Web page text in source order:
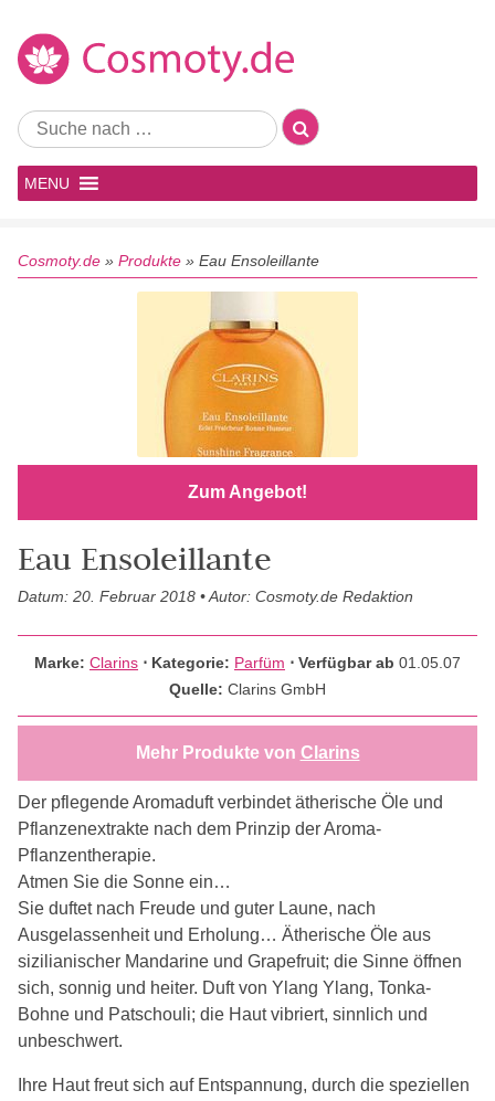
MENU
Cosmoty.de » Produkte » Eau Ensoleillante
Zum Angebot!
Eau Ensoleillante
Datum: 20. Februar 2018 • Autor: Cosmoty.de Redaktion
Marke: Clarins ⋅ Kategorie: Parfüm ⋅ Verfügbar ab 01.05.07
Quelle: Clarins GmbH
Mehr Produkte von Clarins
Der pflegende Aromaduft verbindet ätherische Öle und
Pflanzenextrakte nach dem Prinzip der Aroma-
Pflanzentherapie.
Atmen Sie die Sonne ein…
Sie duftet nach Freude und guter Laune, nach
Ausgelassenheit und Erholung… Ätherische Öle aus
sizilianischer Mandarine und Grapefruit; die Sinne öffnen
sich, sonnig und heiter. Duft von Ylang Ylang, Tonka-
Bohne und Patschouli; die Haut vibriert, sinnlich und
unbeschwert.
Ihre Haut freut sich auf Entspannung, durch die speziellen